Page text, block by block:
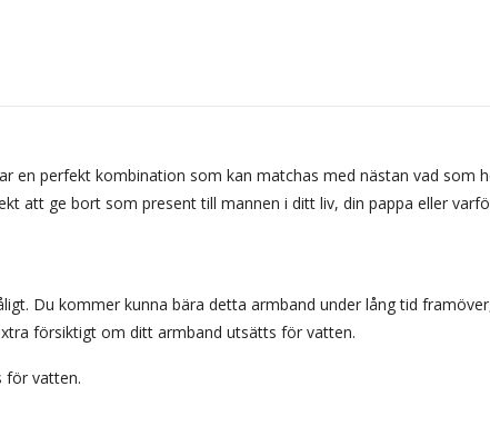
en perfekt kombination som kan matchas med nästan vad som
att ge bort som present till mannen i ditt liv, din pappa eller
Du kommer kunna bära detta armband under lång tid
försiktigt om ditt armband utsätts för vatten.
för vatten.